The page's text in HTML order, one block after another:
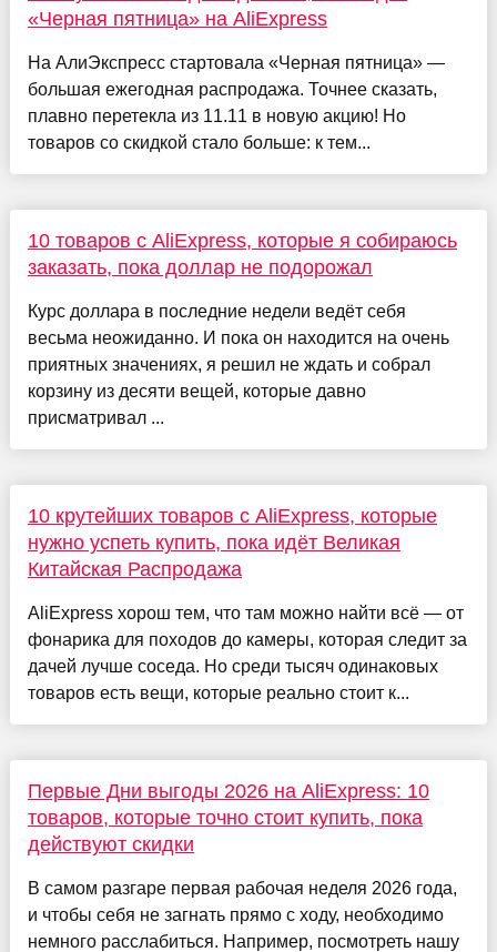
«Черная пятница» на AliExpress
На АлиЭкспресс стартовала «Черная пятница» —
большая ежегодная распродажа. Точнее сказать,
плавно перетекла из 11.11 в новую акцию! Но
товаров со скидкой стало больше: к тем...
10 товаров с AliExpress, которые я собираюсь
заказать, пока доллар не подорожал
Курс доллара в последние недели ведёт себя
весьма неожиданно. И пока он находится на очень
приятных значениях, я решил не ждать и собрал
корзину из десяти вещей, которые давно
присматривал ...
10 крутейших товаров с AliExpress, которые
нужно успеть купить, пока идёт Великая
Китайская Распродажа
AliExpress хорош тем, что там можно найти всё — от
фонарика для походов до камеры, которая следит за
дачей лучше соседа. Но среди тысяч одинаковых
товаров есть вещи, которые реально стоит к...
Первые Дни выгоды 2026 на AliExpress: 10
товаров, которые точно стоит купить, пока
действуют скидки
В самом разгаре первая рабочая неделя 2026 года,
и чтобы себя не загнать прямо с ходу, необходимо
немного расслабиться. Например, посмотреть нашу